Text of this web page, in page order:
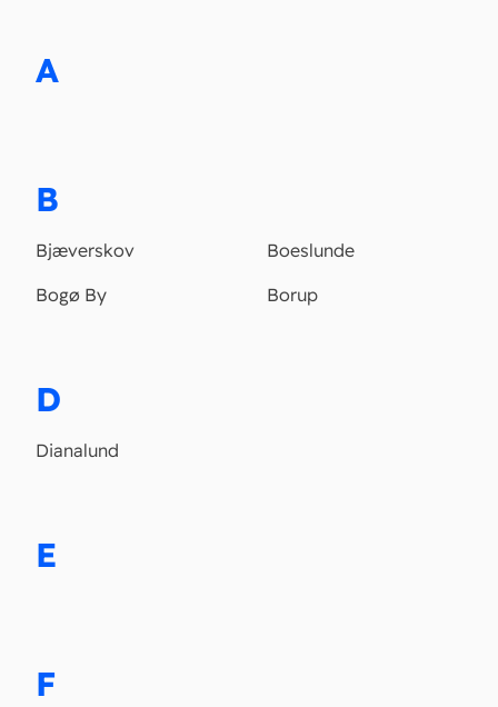
A
B
Bjæverskov
Boeslunde
Bogø By
Borup
D
Dianalund
E
F